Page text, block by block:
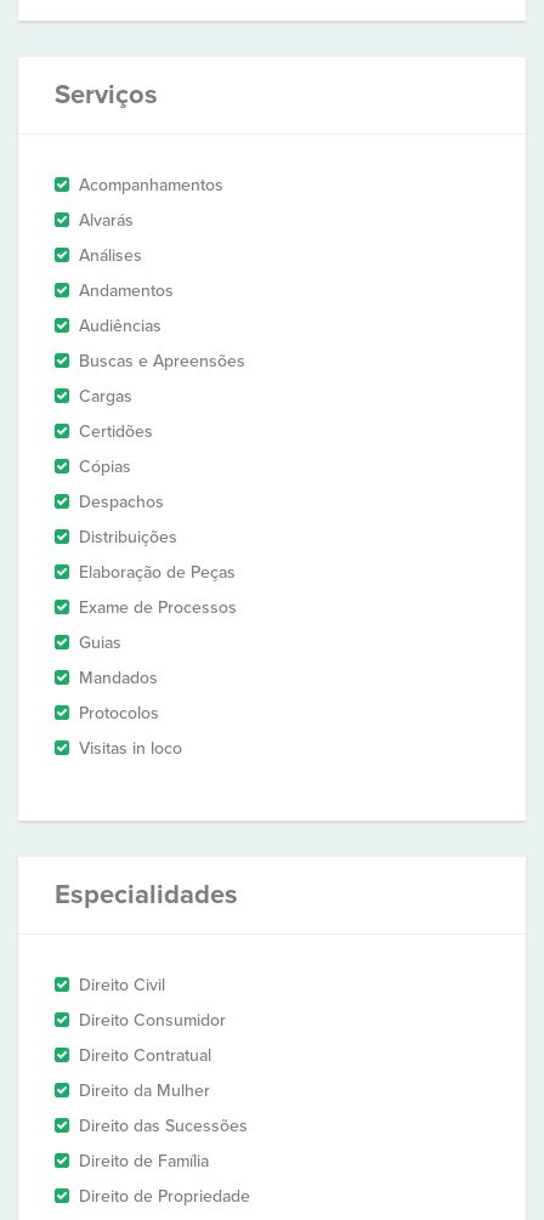
Serviços
Acompanhamentos
Alvarás
Análises
Andamentos
Audiências
Buscas e Apreensões
Cargas
Certidões
Cópias
Despachos
Distribuições
Elaboração de Peças
Exame de Processos
Guias
Mandados
Protocolos
Visitas in loco
Especialidades
Direito Civil
Direito Consumidor
Direito Contratual
Direito da Mulher
Direito das Sucessões
Direito de Família
Direito de Propriedade